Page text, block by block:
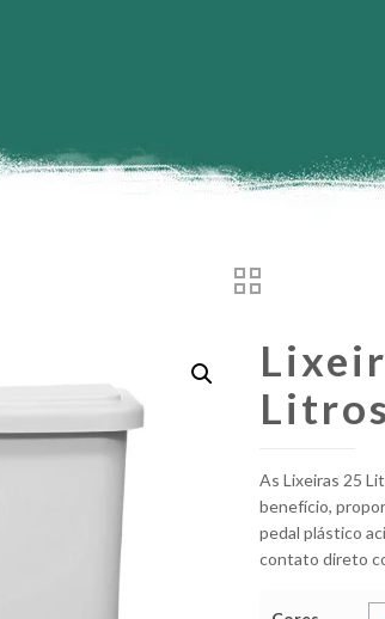
Litros
As Lixeiras 25
benefício,
pedal plástico
contato direto